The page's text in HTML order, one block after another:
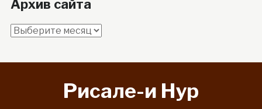
Архив сайта
Архив
Рисале-и Hyp